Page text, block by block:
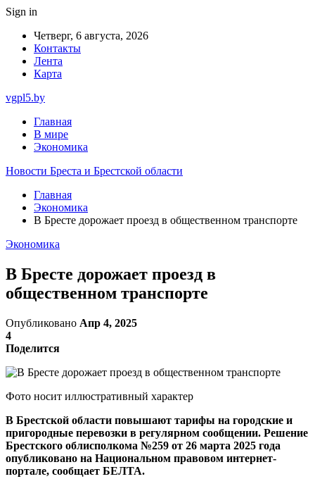
Sign in
Четверг, 6 августа, 2026
Контакты
Лента
Карта
vgpl5.by
Главная
В мире
Экономика
Новости Бреста и Брестской области
Главная
Экономика
В Бресте дорожает проезд в общественном транспорте
Экономика
В Бресте дорожает проезд в
общественном транспорте
Опубликовано Апр 4, 2025
4
Поделится
Фото носит иллюстративный характер
В Брестской области повышают тарифы на городские и
пригородные перевозки в регулярном сообщении. Решение
Брестского облисполкома №259 от 26 марта 2025 года
опубликовано на Национальном правовом интернет-
портале, сообщает БЕЛТА.